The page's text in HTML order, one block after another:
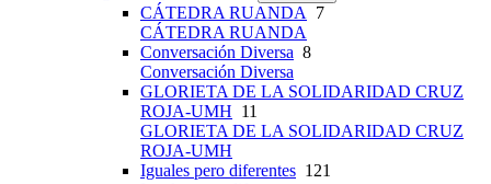
CÁTEDRA RUANDA
7
CÁTEDRA RUANDA
Conversación Diversa 8
Conversación Diversa
GLORIETA DE LA SOLIDARIDAD CRUZ
ROJA-UMH 11
GLORIETA DE LA SOLIDARIDAD CRUZ
ROJA-UMH
Iguales pero diferentes 121